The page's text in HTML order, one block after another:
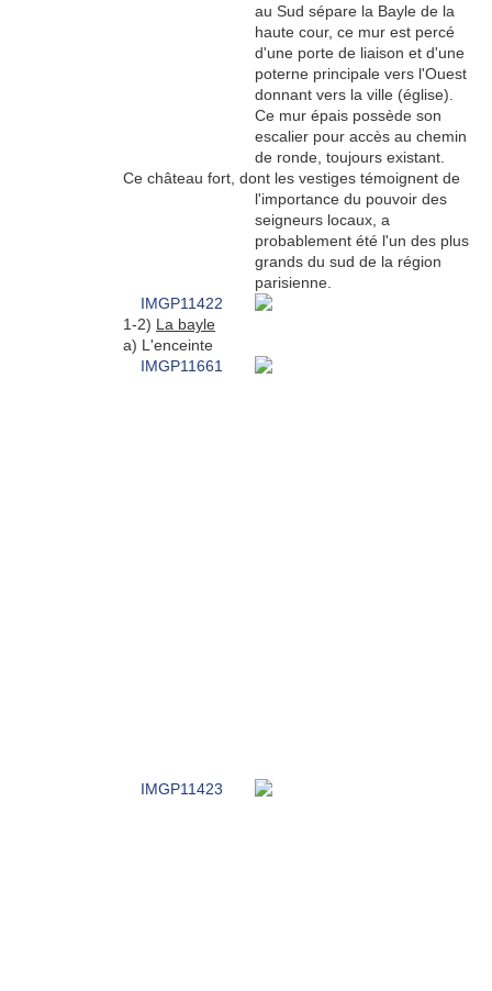
au Sud sépare la Bayle de la
haute cour, ce mur est percé
d'une porte de liaison et d'une
poterne principale vers l'Ouest
donnant vers la ville (église).
Ce mur épais possède son
escalier pour accès au chemin
de ronde, toujours existant.
Ce château fort, dont les vestiges témoignent de
l'importance du pouvoir des
seigneurs locaux, a
probablement été l'un des plus
grands du sud de la région
parisienne.
1-2) La bayle
a) L'enceinte